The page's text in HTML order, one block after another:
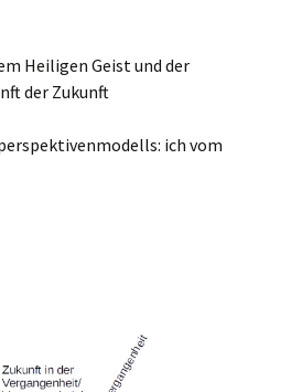
Heiligen Geist und der
der Zukunft
ich vom